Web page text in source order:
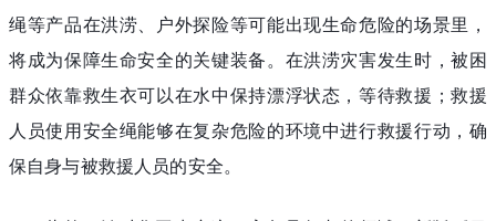
绳等产品在洪涝、户外探险等可能出现生命危险的场景里，
将成为保障生命安全的关键装备。在洪涝灾害发生时，被困
群众依靠救生衣可以在水中保持漂浮状态，等待救援；救援
人员使用安全绳能够在复杂危险的环境中进行救援行动，确
保自身与被救援人员的安全。